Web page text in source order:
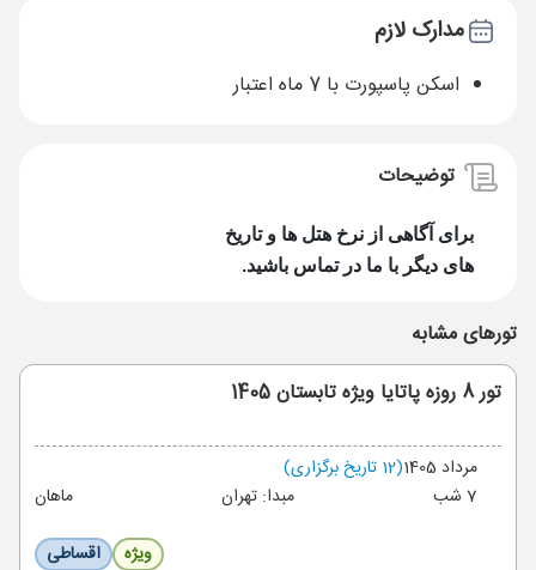
مدارک لازم
اسکن پاسپورت با 7 ماه اعتبار
توضیحات
برای آگاهی از نرخ هتل ها و تاریخ
های دیگر با ما در تماس باشید.
تورهای مشابه
تور 8 روزه پاتایا ویژه تابستان 1405
مرداد 1405
(12 تاریخ برگزاری)
7 شب
مبدا: تهران
ماهان
ویژه
اقساطی